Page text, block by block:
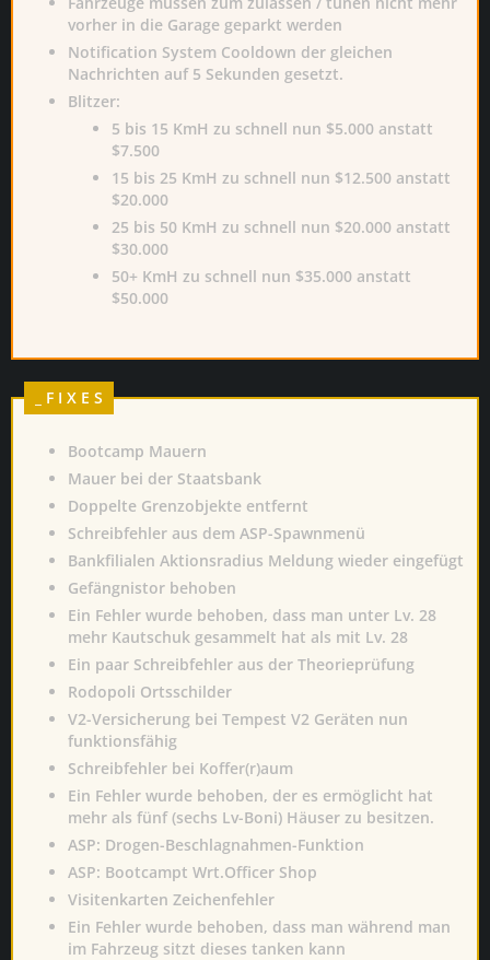
vorher in die Garage geparkt werden
Notification System Cooldown der gleichen
Nachrichten auf 5 Sekunden gesetzt.
Blitzer:
5 bis 15 KmH zu schnell nun $5.000 anstatt
$7.500
15 bis 25 KmH zu schnell nun $12.500 anstatt
$20.000
25 bis 50 KmH zu schnell nun $20.000 anstatt
$30.000
50+ KmH zu schnell nun $35.000 anstatt
$50.000
_ F I X E S
Bootcamp Mauern
Mauer bei der Staatsbank
Doppelte Grenzobjekte entfernt
Schreibfehler aus dem ASP-Spawnmenü
Bankfilialen Aktionsradius Meldung wieder eingefügt
Gefängnistor behoben
Ein Fehler wurde behoben, dass man unter Lv. 28
mehr Kautschuk gesammelt hat als mit Lv. 28
Ein paar Schreibfehler aus der Theorieprüfung
Rodopoli Ortsschilder
V2-Versicherung bei Tempest V2 Geräten nun
funktionsfähig
Schreibfehler bei Koffer(r)aum
Ein Fehler wurde behoben, der es ermöglicht hat
mehr als fünf (sechs Lv-Boni) Häuser zu besitzen.
ASP: Drogen-Beschlagnahmen-Funktion
ASP: Bootcampt Wrt.Officer Shop
Visitenkarten Zeichenfehler
Ein Fehler wurde behoben, dass man während man
im Fahrzeug sitzt dieses tanken kann